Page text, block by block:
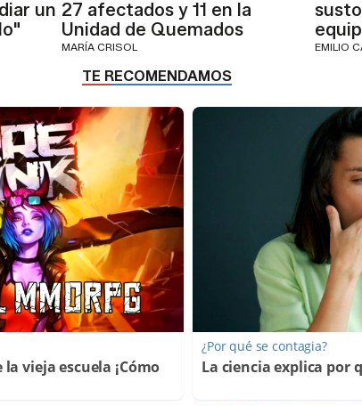
un 27 afectados y 11 en la
Unidad de Quemados
MARÍA CRISOL EMILIO
vieja escuela ¡Cómo
¿Por qué se contagia?
La ciencia explica por